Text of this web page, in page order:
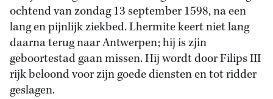
ochtend van zondag 13 september 1598, na een
lang en pijnlijk ziekbed. Lhermite keert niet lang
daarna terug naar Antwerpen; hij is zjin
geboortestad gaan missen. Hij wordt door Filips III
rijk beloond voor zijn goede diensten en tot ridder
geslagen.